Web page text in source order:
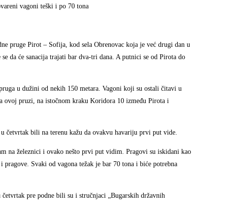
vagoni teški i po 70 tona
pruge Pirot – Sofija, kod sela Obrenovac koja je već drugi dan u
da će sanacija trajati bar dva-tri dana. A putnici se od Pirota do
u dužini od nekih 150 metara. Vagoni koji su ostali čitavi u
ovoj pruzi, na istočnom kraku Koridora 10 između Pirota i
četvrtak bili na terenu kažu da ovakvu havariju prvi put vide.
na železnici i ovako nešto prvi put vidim. Pragovi su iskidani kao
Svaki od vagona težak je bar 70 tona i biće potrebna
pre podne bili su i stručnjaci „Bugarskih državnih